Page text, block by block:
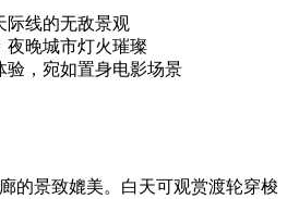
际线的无敌景观
夜晚城市灯火璀璨
验，宛如置身电影场景
的景致媲美。白天可观赏渡轮穿梭